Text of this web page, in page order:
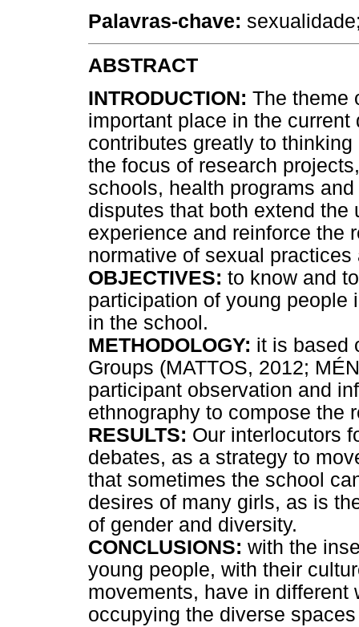
Palavras-chave:
ABSTRACT
INTRODUCTION: The theme
important place in the
contributes greatly to
the focus of research
schools, health programs
disputes that both extend
experience and reinforce the
normative of sexual practices
OBJECTIVES: to know and
participation of young people
in the school.
METHODOLOGY: it is based
Groups (MATTOS, 2012;
participant observation and
ethnography to compose the
RESULTS: Our interlocutors
debates, as a strategy to
that sometimes the school
desires of many girls, as is
of gender and diversity.
CONCLUSIONS: with the
young people, with their
movements, have in different
occupying the diverse